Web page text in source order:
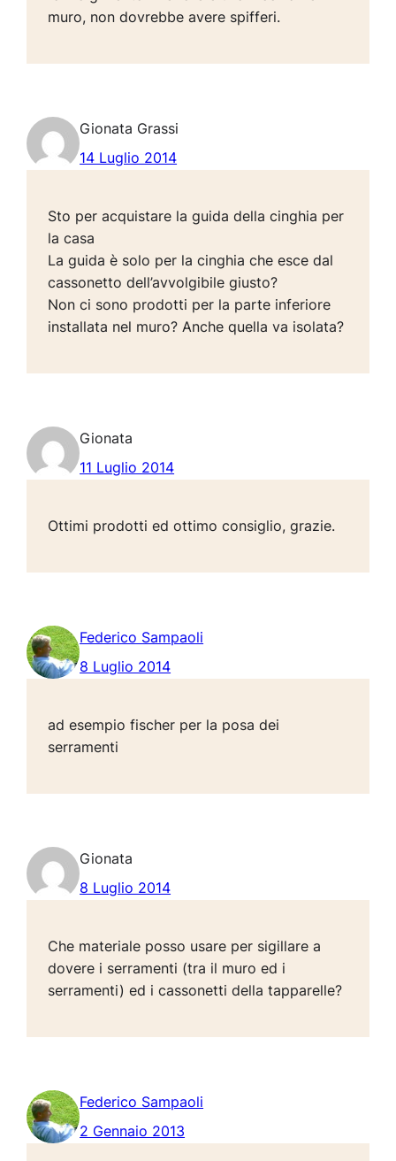
muro, non dovrebbe avere spifferi.
Gionata Grassi
14 Luglio 2014
Sto per acquistare la guida della cinghia per
la casa
La guida è solo per la cinghia che esce dal
cassonetto dell’avvolgibile giusto?
Non ci sono prodotti per la parte inferiore
installata nel muro? Anche quella va isolata?
Gionata
11 Luglio 2014
Ottimi prodotti ed ottimo consiglio, grazie.
Federico Sampaoli
8 Luglio 2014
ad esempio fischer per la posa dei
serramenti
Gionata
8 Luglio 2014
Che materiale posso usare per sigillare a
dovere i serramenti (tra il muro ed i
serramenti) ed i cassonetti della tapparelle?
Federico Sampaoli
2 Gennaio 2013